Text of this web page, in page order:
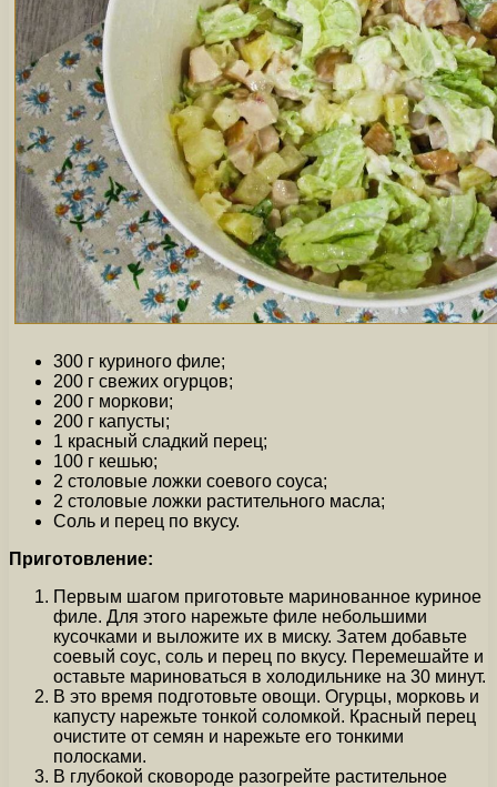
300 г куриного филе;
200 г свежих огурцов;
200 г моркови;
200 г капусты;
1 красный сладкий перец;
100 г кешью;
2 столовые ложки соевого соуса;
2 столовые ложки растительного масла;
Соль и перец по вкусу.
Приготовление:
Первым шагом приготовьте маринованное куриное
филе. Для этого нарежьте филе небольшими
кусочками и выложите их в миску. Затем добавьте
соевый соус, соль и перец по вкусу. Перемешайте и
оставьте мариноваться в холодильнике на 30 минут.
В это время подготовьте овощи. Огурцы, морковь и
капусту нарежьте тонкой соломкой. Красный перец
очистите от семян и нарежьте его тонкими
полосками.
В глубокой сковороде разогрейте растительное